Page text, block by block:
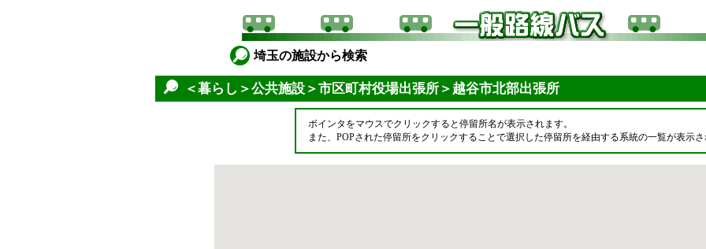
埼玉の施設から検索
＜暮らし＞公共施設＞市区町村役場出張所＞越谷市北部出張所
ポインタをマウスでクリックすると停留所名が表示されます。
また、POPされた停留所をクリックすることで選択した停留所を経由する系統の一覧が表示